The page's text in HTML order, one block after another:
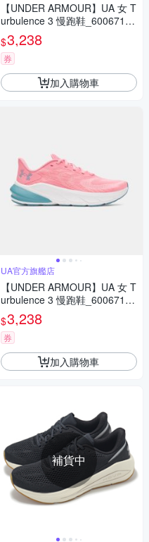
【UNDER ARMOUR】UA 女 T
urbulence 3 慢跑鞋_6006718-
101
$3,238
券
加入購物車
UA官方旗艦店
【UNDER ARMOUR】UA 女 T
urbulence 3 慢跑鞋_6006718-
600
$3,238
券
加入購物車
補貨中